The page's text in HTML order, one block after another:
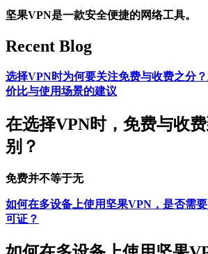
坚果VPN是一款安全便捷的网络工具。
Recent Blog
选择VPN时为何要关注免费与收费之分
价比与使用场景的建议
在选择VPN时，免费与收
别？
免费并不等于无
如何在多设备上使用坚果VPN，是否需
可证？